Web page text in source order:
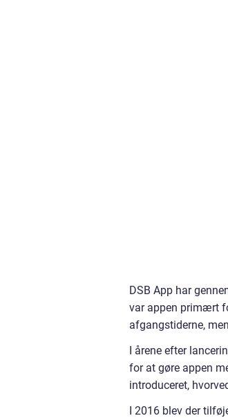
DSB App har
var appen primært
afgangstiderne,
I årene efter
for at gøre appen
introduceret,
I 2016 blev der